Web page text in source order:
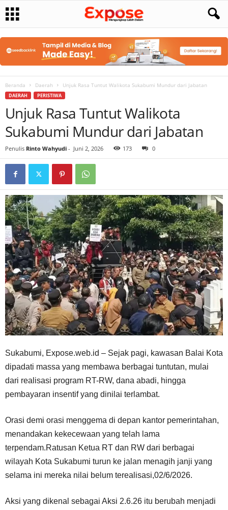
Beranda Daerah Unjuk Rasa Tuntut Walikota Sukabumi Mundur dari Jabatan
DAERAH PERISTIWA
Unjuk Rasa Tuntut Walikota
Sukabumi Mundur dari Jabatan
Penulis Rinto Wahyudi - Juni 2, 2026 173 0
Sukabumi, Expose.web.id – Sejak pagi, kawasan Balai Kota
dipadati massa yang membawa berbagai tuntutan, mulai
dari realisasi program RT-RW, dana abadi, hingga
pembayaran insentif yang dinilai terlambat.
Orasi demi orasi menggema di depan kantor pemerintahan,
menandakan kekecewaan yang telah lama
terpendam.Ratusan Ketua RT dan RW dari berbagai
wilayah Kota Sukabumi turun ke jalan menagih janji yang
selama ini mereka nilai belum terealisasi,02/6/2026.
Aksi yang dikenal sebagai Aksi 2.6.26 itu berubah menjadi